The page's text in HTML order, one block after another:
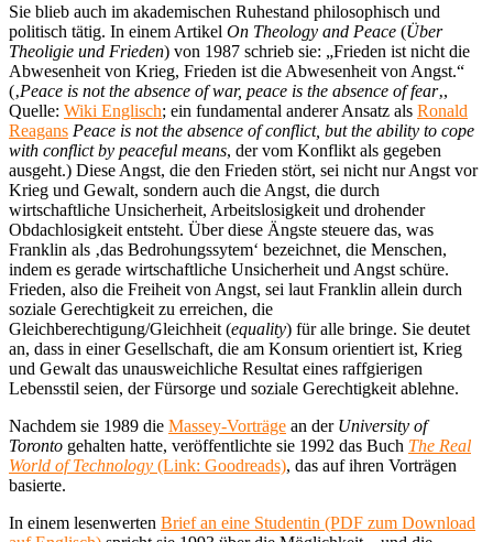
Sie blieb auch im akademischen Ruhestand philosophisch und
politisch tätig. In einem Artikel On Theology and Peace (Über
Theoligie und Frieden) von 1987 schrieb sie: „Frieden ist nicht die
Abwesenheit von Krieg, Frieden ist die Abwesenheit von Angst.“
(‚Peace is not the absence of war, peace is the absence of fear‚,
Quelle: Wiki Englisch; ein fundamental anderer Ansatz als Ronald
Reagans Peace is not the absence of conflict, but the ability to cope
with conflict by peaceful means, der vom Konflikt als gegeben
ausgeht.) Diese Angst, die den Frieden stört, sei nicht nur Angst vor
Krieg und Gewalt, sondern auch die Angst, die durch
wirtschaftliche Unsicherheit, Arbeitslosigkeit und drohender
Obdachlosigkeit entsteht. Über diese Ängste steuere das, was
Franklin als ‚das Bedrohungssytem‘ bezeichnet, die Menschen,
indem es gerade wirtschaftliche Unsicherheit und Angst schüre.
Frieden, also die Freiheit von Angst, sei laut Franklin allein durch
soziale Gerechtigkeit zu erreichen, die
Gleichberechtigung/Gleichheit (equality) für alle bringe. Sie deutet
an, dass in einer Gesellschaft, die am Konsum orientiert ist, Krieg
und Gewalt das unausweichliche Resultat eines raffgierigen
Lebensstil seien, der Fürsorge und soziale Gerechtigkeit ablehne.
Nachdem sie 1989 die Massey-Vorträge an der University of
Toronto gehalten hatte, veröffentlichte sie 1992 das Buch The Real
World of Technology (Link: Goodreads), das auf ihren Vorträgen
basierte.
In einem lesenwerten Brief an eine Studentin (PDF zum Download